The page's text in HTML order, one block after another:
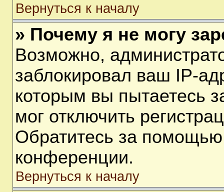
Вернуться к началу
» Почему я не могу
Возможно,
заблокировал ваш IP-
которым вы пытаетесь
мог отключить
Обратитесь за помощью
конференции.
Вернуться к началу